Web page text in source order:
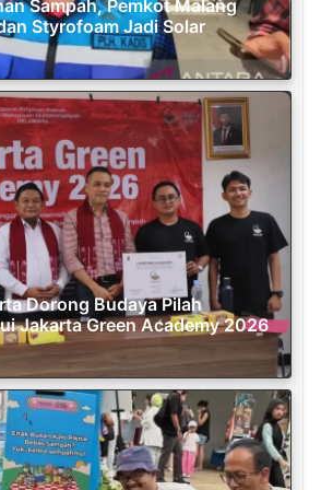
Sampah, Pemkot Malang
Styrofoam Jadi Solar
Dorong Budaya Pilah
Jakarta Green Academy 2026